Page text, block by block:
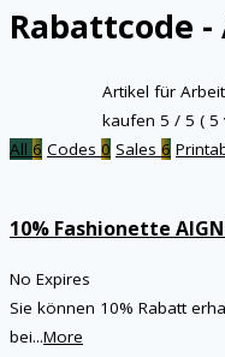
Rabattcode
Artikel für
kaufen 5 / 5 ( 5
All 6 Codes 0 Sales 6
10% Fashionette
No Expires
Sie können 10% Rabatt
bei...More